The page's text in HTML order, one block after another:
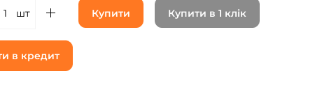
шт Купити Купити в 1 клік
в кредит